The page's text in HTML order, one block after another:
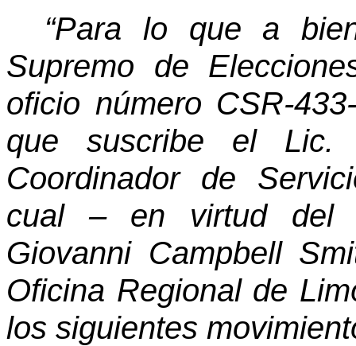
“Para lo que a
Supremo de
oficio número CSR-
que suscribe el Lic.
Coordinador de
cual – en virtud del
Giovanni Campbell
Oficina Regional de
los siguientes